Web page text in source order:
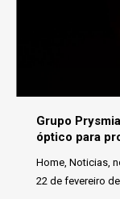
Grupo
óptico para
Home Noticias
22 de fevereiro